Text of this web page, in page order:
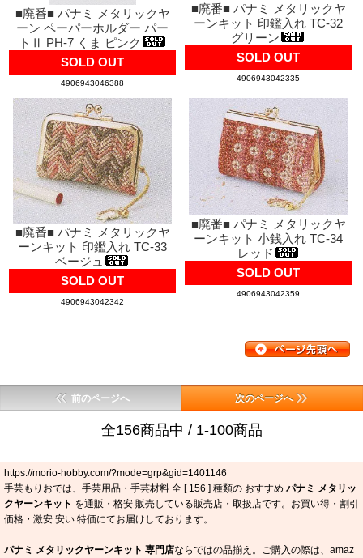
■廃番■ パナミ メタリックヤ
ーン ペーパーホルダー パー
トⅡ PH-7 くま ピンク
SOLD OUT
4906943046388
■廃番■ パナミ メタリックヤ
ーンキット 印鑑入れ TC-32
グリーン
SOLD OUT
4906943042335
■廃番■ パナミ メタリックヤ
ーンキット 印鑑入れ TC-33
ベージュ
SOLD OUT
4906943042342
■廃番■ パナミ メタリックヤ
ーンキット 小銭入れ TC-34
レッド
SOLD OUT
4906943042359
前のページへ 次のページへ
全156商品中 / 1-100商品
https://morio-hobby.com/?mode=grp&gid=1401146
手芸もりおでは、手芸用品・手芸材料 全 [ 156 ] 種類の おすすめ パナミ メタリッ
クヤーンキット を通販・格安 販売している販売店・取扱店です。お買い得・割引
価格・激安 安い 特価にてお届けしております。
パナミ メタリックヤーンキット 専門店ならではの品揃え。ご購入の際は、amaz